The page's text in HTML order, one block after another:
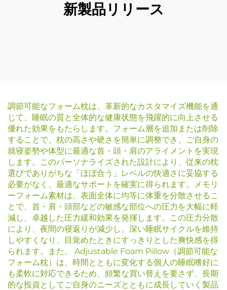
新製品リリース
調節可能なフォーム枕は、革新的なカスタマイズ機能を通
じて、睡眠の質と全体的な健康状態を飛躍的に向上させる
優れた効果をもたらします。フォーム層を追加または削除
することで、枕の高さや硬さを簡単に調整でき、ご自身の
就寝姿勢や体型に最適な首・頭・肩のアライメントを実現
します。このパーソナライズされた設計により、従来の枕
選びでありがちな「ほぼ合う」レベルの快適さに妥協する
必要がなく、最適なサポートを確実に得られます。メモリ
ーフォーム素材は、表面全体に均等に体重を分散させるこ
とで、首・肩・頭部などの敏感な部位への圧力を大幅に軽
減し、卓越した圧力緩和効果を発揮します。この圧力分散
により、夜間の寝返りが減少し、深い睡眠サイクルを維持
しやすくなり、目覚めたときにすっきりとした爽快感を得
られます。また、 Adjustable Foam Pillow（調節可能な
フォーム枕）は、時間とともに変化する個人の睡眠嗜好に
も柔軟に対応できるため、頻繁な買い替えを要さず、長期
的な投資としてご自身のニーズとともに成長していく製品